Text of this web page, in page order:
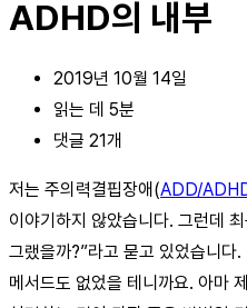
ADHD의 내부
2019년 10월 14일
읽는 데 5분
댓글 21개
저는 주의력결핍장애(ADD/
이야기하지 않았습니다. 그런데
그랬을까?”라고 묻고 있었습니
메서드도 없었을 테니까요. 아마